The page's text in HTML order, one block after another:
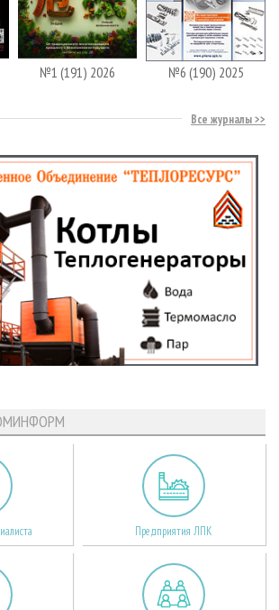
№1 (191) 2026 №6 (190) 2025
Все журналы
Предприятия ЛПК